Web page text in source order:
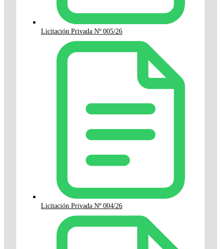
Licitación Privada Nº 005/26
Licitación Privada Nº 004/26